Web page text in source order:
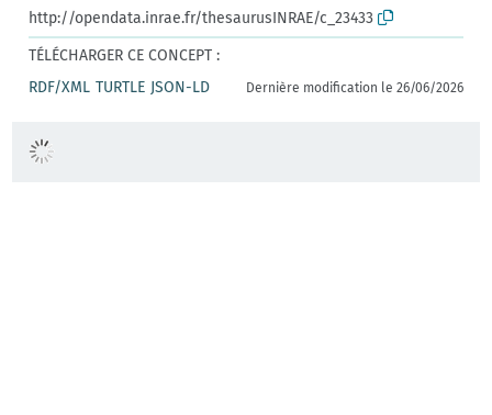
http://opendata.inrae.fr/thesaurusINRAE/c_23433
TÉLÉCHARGER CE CONCEPT :
RDF/XML TURTLE JSON-LD Dernière modification le 26/06/2026